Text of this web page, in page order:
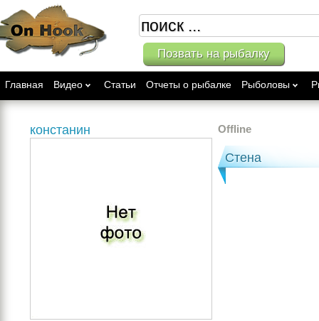
Позвать на рыбалку
Главная Видео Статьи Отчеты о рыбалке Рыболовы
констанин Offline
Стена